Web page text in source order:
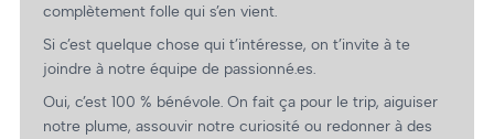
complètement folle qui s’en vient.
Si c’est quelque chose qui t’intéresse, on t’invite à te
joindre à notre équipe de passionné.es.
Oui, c’est 100 % bénévole. On fait ça pour le trip, aiguiser
notre plume, assouvir notre curiosité ou redonner à des